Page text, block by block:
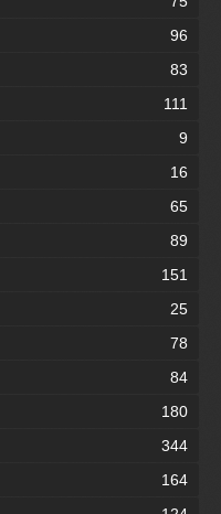
96
83
111
9
16
65
89
151
25
78
84
180
344
164